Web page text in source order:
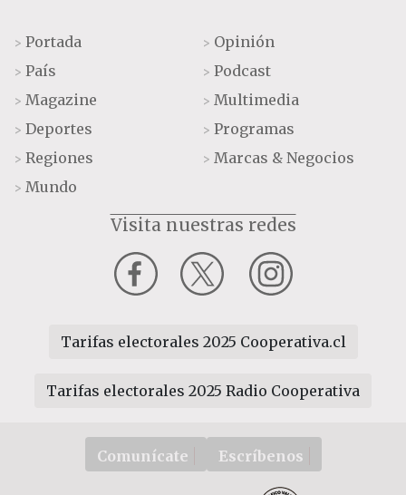
> Portada
> País
> Magazine
> Deportes
> Regiones
> Mundo
> Opinión
> Podcast
> Multimedia
> Programas
> Marcas & Negocios
Visita nuestras redes
Tarifas electorales 2025 Cooperativa.cl
Tarifas electorales 2025 Radio Cooperativa
Comunícate Escríbenos